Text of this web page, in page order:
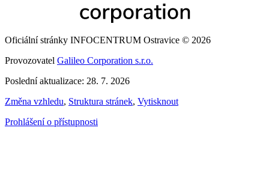
Oficiální stránky INFOCENTRUM Ostravice © 2026
Provozovatel Galileo Corporation s.r.o.
Poslední aktualizace: 28. 7. 2026
Změna vzhledu, Struktura stránek, Vytisknout
Prohlášení o přístupnosti